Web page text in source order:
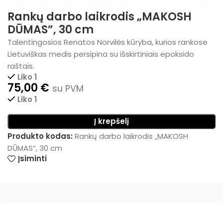
Rankų darbo laikrodis „MAKOSH
DŪMAS”, 30 cm
Talentingosios Renatos Norvilės kūryba, kurios rankose
Lietuviškas medis persipina su išskirtiniais epoksido
raštais.
Liko 1
75,00 € su PVM
Liko 1
Į krepšelį
Produkto kodas: Rankų darbo laikrodis „MAKOSH
DŪMAS”, 30 cm
Įsiminti